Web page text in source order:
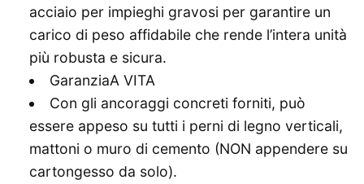
acciaio per impieghi gravosi per garantire un
carico di peso affidabile che rende l’intera unità
più robusta e sicura.
GaranziaA VITA
Con gli ancoraggi concreti forniti, può
essere appeso su tutti i perni di legno verticali,
mattoni o muro di cemento (NON appendere su
cartongesso da solo).